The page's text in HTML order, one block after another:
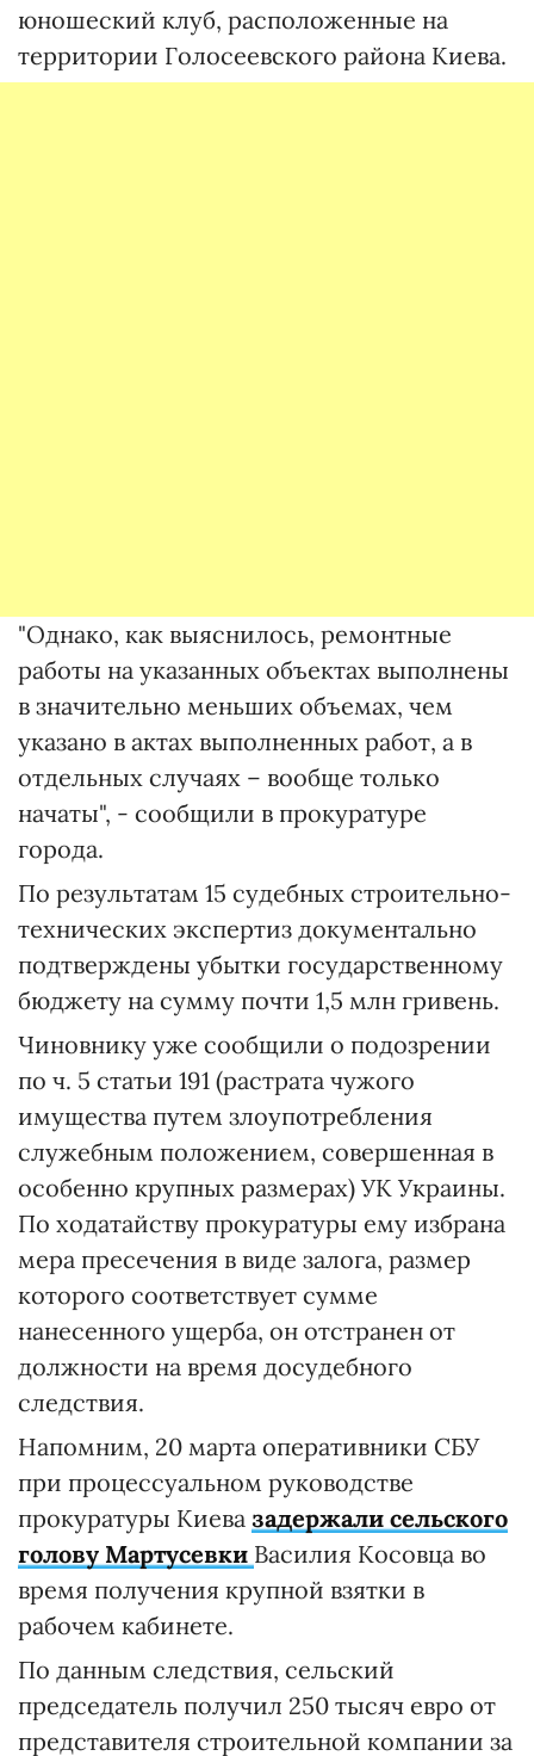
юношеский клуб, расположенные на
территории Голосеевского района Киева.
"Однако, как выяснилось, ремонтные
работы на указанных объектах выполнены
в значительно меньших объемах, чем
указано в актах выполненных работ, а в
отдельных случаях – вообще только
начаты", - сообщили в прокуратуре
города.
По результатам 15 судебных строительно-
технических экспертиз документально
подтверждены убытки государственному
бюджету на сумму почти 1,5 млн гривень.
Чиновнику уже сообщили о подозрении
по ч. 5 статьи 191 (растрата чужого
имущества путем злоупотребления
служебным положением, совершенная в
особенно крупных размерах) УК Украины.
По ходатайству прокуратуры ему избрана
мера пресечения в виде залога, размер
которого соответствует сумме
нанесенного ущерба, он отстранен от
должности на время досудебного
следствия.
Напомним, 20 марта оперативники СБУ
при процессуальном руководстве
прокуратуры Киева задержали сельского
голову Мартусевки Василия Косовца во
время получения крупной взятки в
рабочем кабинете.
По данным следствия, сельский
председатель получил 250 тысяч евро от
представителя строительной компании за